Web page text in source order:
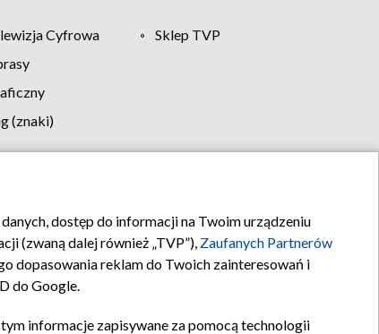
Cyfrowa
Sklep TVP
(znaki)
Kontakt
dostęp do informacji na Twoim urządzeniu
(zwaną dalej również „TVP”), Zaufanych Partnerów
dopasowania reklam do Twoich zainteresowań i
do Google.
tym informacje zapisywane za pomocą technologii